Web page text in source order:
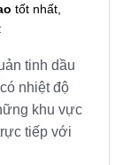
tốt nhất,
tinh dầu
nhiệt độ
khu vực
tiếp với